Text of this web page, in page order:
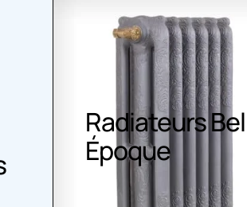
Climatisation
Greenor